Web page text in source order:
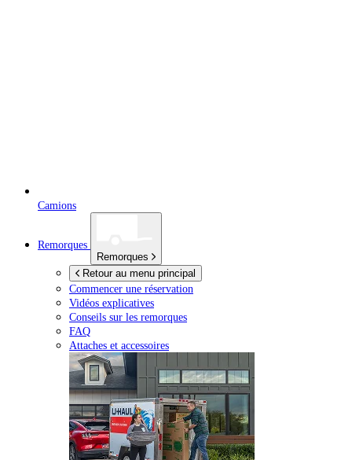
Camions
Remorques
Remorques
Retour au menu principal
Commencer une réservation
Vidéos explicatives
Conseils sur les remorques
FAQ
Attaches et accessoires